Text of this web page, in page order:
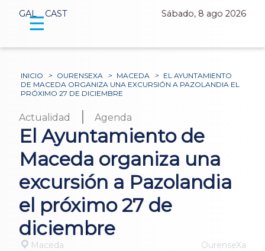
GAL CAST Sábado, 8 ago 2026
☰
INICIO > OURENSEXA > MACEDA > EL AYUNTAMIENTO
DE MACEDA ORGANIZA UNA EXCURSIÓN A PAZOLANDIA EL
PRÓXIMO 27 DE DICIEMBRE
Actualidad | Agenda
El Ayuntamiento de
Maceda organiza una
excursión a Pazolandia
el próximo 27 de
diciembre
Maceda OurenseXa